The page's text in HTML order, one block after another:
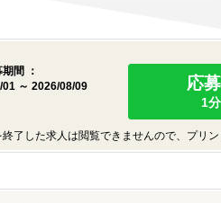
間 ：
～ 2026/08/09
応
1
了した求人は閲覧できませんので、プリン